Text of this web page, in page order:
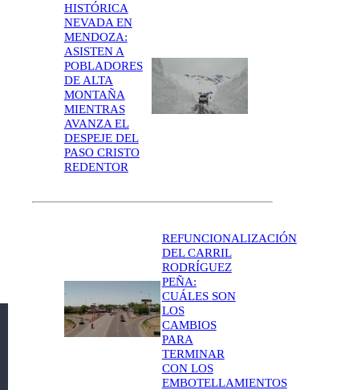
HISTÓRICA
NEVADA EN
MENDOZA:
ASISTEN A
POBLADORES
DE ALTA
MONTAÑA
MIENTRAS
AVANZA EL
DESPEJE DEL
PASO CRISTO
REDENTOR
REFUNCIONALIZACIÓN
DEL CARRIL
RODRÍGUEZ
PEÑA:
CUÁLES SON
LOS
CAMBIOS
PARA
TERMINAR
CON LOS
EMBOTELLAMIENTOS